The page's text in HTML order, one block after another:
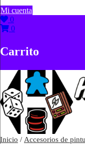
Mi cuenta
0
0
Carrito
Inicio / Accesorios de